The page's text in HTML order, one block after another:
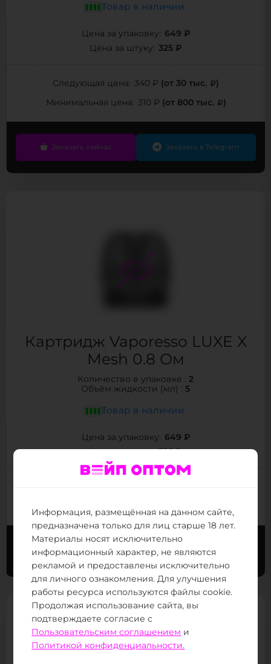
Товар в наличии
Цена за упаковку: 649 ₽
Цена за штуку: 325 ₽
Следующая цена: 340 ₽ (от 30 тыс. )
Минимальная цена: 310 ₽ (от 800 тыс. )
Заказать сейчас Заказать в Telegram
Картридж Vaporesso LUXE X
Mesh 0.8 Ом
Количество в упаковке : 2
Объём жидкости (мл) : 5
Товар в наличии
Цена за упаковку: 649 ₽
Цена за штуку: 325 ₽
Минимальная цена:
Заказать сейчас Заказать в Telegram
Информация, размещённая на данном сайте,
предназначена только для лиц старше 18 лет.
Материалы носят исключительно
информационный характер, не являются
рекламой и предоставлены исключительно
для личного ознакомления. Для улучшения
работы ресурса используются файлы cookie.
Продолжая использование сайта, вы
подтверждаете согласие с
Пользовательским соглашением и
Политикой конфиденциальности.